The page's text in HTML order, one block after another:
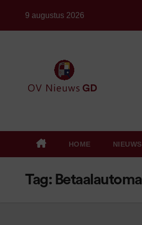
9 augustus 2026
HOME NIEUWS
Tag: